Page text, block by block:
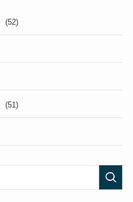
(52)
(51)